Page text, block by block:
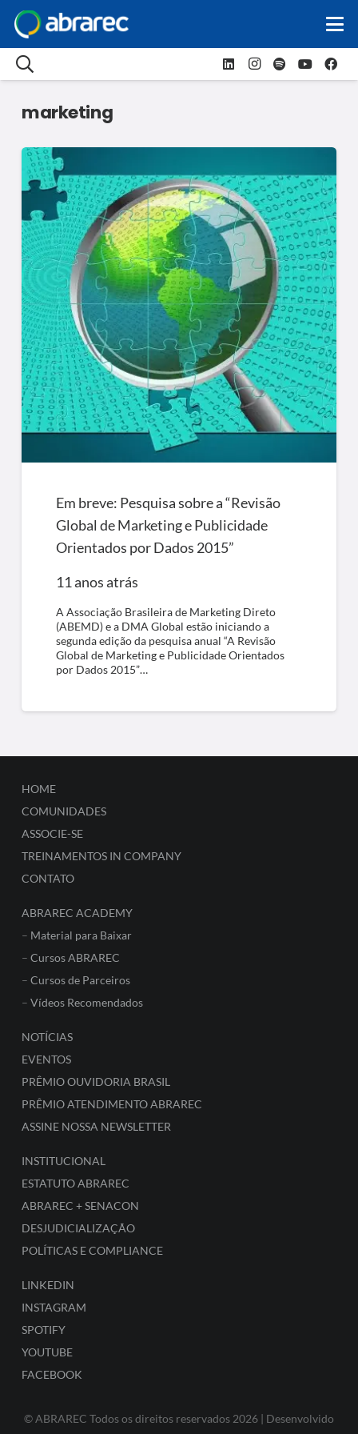
marketing
Em breve: Pesquisa sobre a “Revisão
Global de Marketing e Publicidade
Orientados por Dados 2015”
11 anos atrás
A Associação Brasileira de Marketing Direto
(ABEMD) e a DMA Global estão iniciando a
segunda edição da pesquisa anual “A Revisão
Global de Marketing e Publicidade Orientados
por Dados 2015”…
HOME
COMUNIDADES
ASSOCIE-SE
TREINAMENTOS IN COMPANY
CONTATO
ABRAREC ACADEMY
– Material para Baixar
– Cursos ABRAREC
– Cursos de Parceiros
– Vídeos Recomendados
NOTÍCIAS
EVENTOS
PRÊMIO OUVIDORIA BRASIL
PRÊMIO ATENDIMENTO ABRAREC
ASSINE NOSSA NEWSLETTER
INSTITUCIONAL
ESTATUTO ABRAREC
ABRAREC + SENACON
DESJUDICIALIZAÇÃO
POLÍTICAS E COMPLIANCE
LINKEDIN
INSTAGRAM
SPOTIFY
YOUTUBE
FACEBOOK
© ABRAREC Todos os direitos reservados 2026 | Desenvolvido